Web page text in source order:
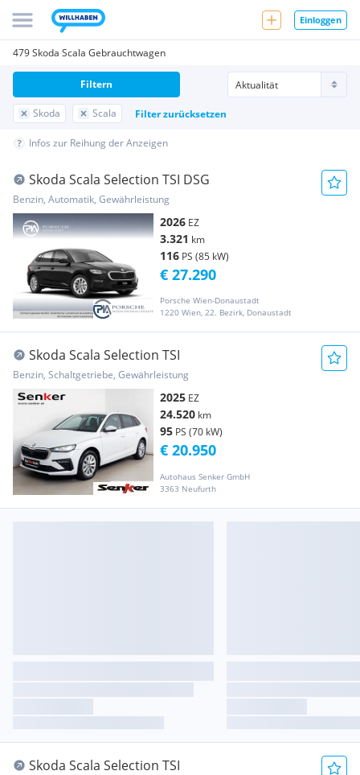
Einloggen
479 Skoda Scala Gebrauchtwagen
Skoda Scala Filter zurücksetzen
Filtern
Infos zur Reihung der Anzeigen
Skoda Scala Selection TSI DSG
Benzin, Automatik, Gewährleistung
2026 EZ
3.321 km
116 PS (85 kW)
Porsche Wien-Donaustadt
1220 Wien, 22. Bezirk, Donaustadt
€ 27.290
Skoda Scala Selection TSI
Benzin, Schaltgetriebe, Gewährleistung
2025 EZ
24.520 km
95 PS (70 kW)
Autohaus Senker GmbH
3363 Neufurth
€ 20.950
Skoda Scala Selection TSI